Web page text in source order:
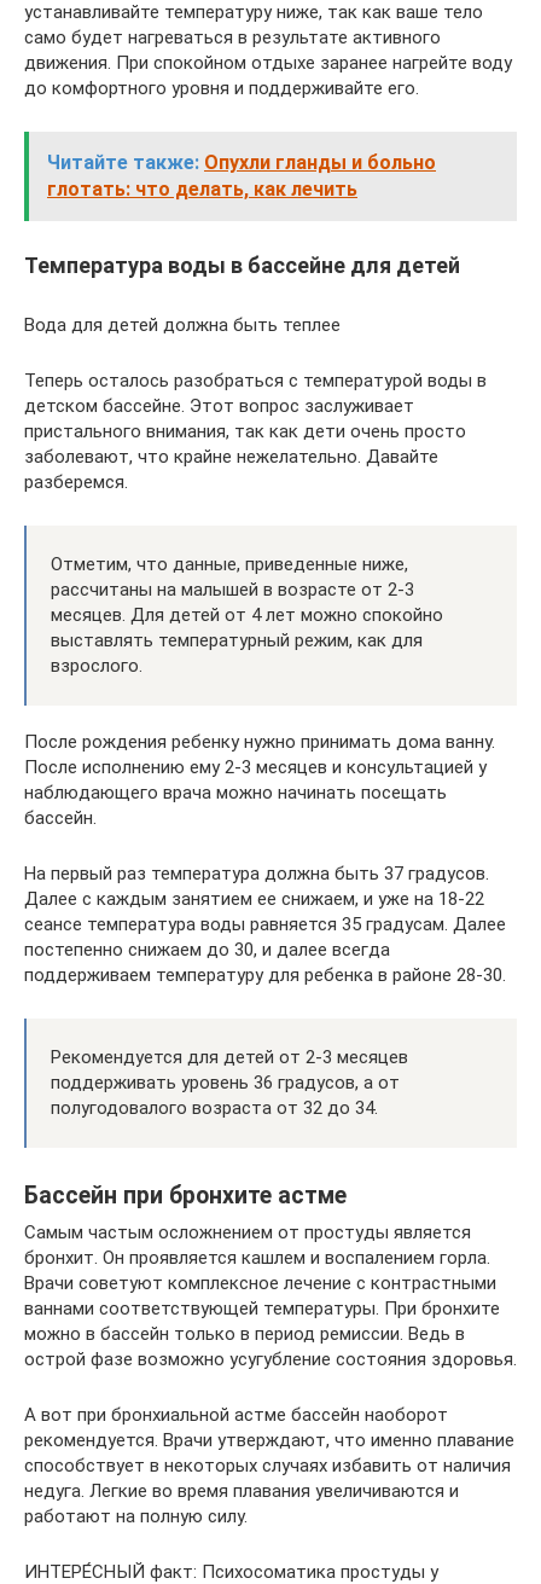
устанавливайте температуру ниже, так как ваше тело
само будет нагреваться в результате активного
движения. При спокойном отдыхе заранее нагрейте воду
до комфортного уровня и поддерживайте его.
Читайте также: Опухли гланды и больно
глотать: что делать, как лечить
Температура воды в бассейне для детей
Вода для детей должна быть теплее
Теперь осталось разобраться с температурой воды в
детском бассейне. Этот вопрос заслуживает
пристального внимания, так как дети очень просто
заболевают, что крайне нежелательно. Давайте
разберемся.
Отметим, что данные, приведенные ниже,
рассчитаны на малышей в возрасте от 2-3
месяцев. Для детей от 4 лет можно спокойно
выставлять температурный режим, как для
взрослого.
После рождения ребенку нужно принимать дома ванну.
После исполнению ему 2-3 месяцев и консультацией у
наблюдающего врача можно начинать посещать
бассейн.
На первый раз температура должна быть 37 градусов.
Далее с каждым занятием ее снижаем, и уже на 18-22
сеансе температура воды равняется 35 градусам. Далее
постепенно снижаем до 30, и далее всегда
поддерживаем температуру для ребенка в районе 28-30.
Рекомендуется для детей от 2-3 месяцев
поддерживать уровень 36 градусов, а от
полугодовалого возраста от 32 до 34.
Бассейн при бронхите астме
Самым частым осложнением от простуды является
бронхит. Он проявляется кашлем и воспалением горла.
Врачи советуют комплексное лечение с контрастными
ваннами соответствующей температуры. При бронхите
можно в бассейн только в период ремиссии. Ведь в
острой фазе возможно усугубление состояния здоровья.
А вот при бронхиальной астме бассейн наоборот
рекомендуется. Врачи утверждают, что именно плавание
способствует в некоторых случаях избавить от наличия
недуга. Легкие во время плавания увеличиваются и
работают на полную силу.
ИНТЕРЕ́СНЫЙ факт: Психосоматика простуды у